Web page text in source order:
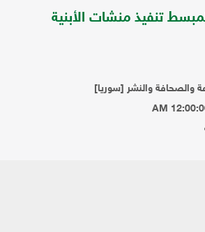
تنفيذ منشات الأبنية
والصحافة والنشر [سوريا]